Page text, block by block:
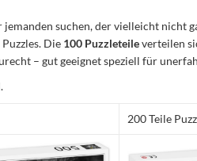
suchen, der vielleicht
Die 100 Puzzleteileverteilen
– gut geeignet speziell für
200 Teile